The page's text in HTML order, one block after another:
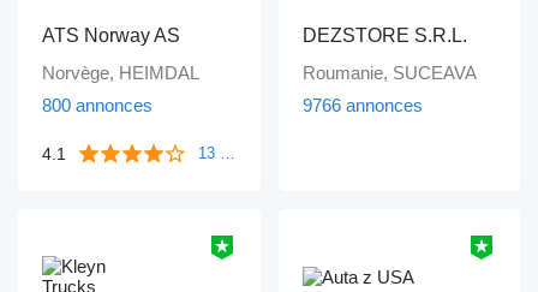
ATS Norway AS
Norvège, HEIMDAL
800 annonces
4.1 13 commentaires
DEZSTORE S.R.L.
Roumanie, SUCEAVA
9766 annonces